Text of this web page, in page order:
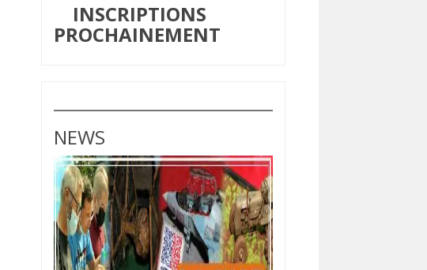
INSCRIPTIONS
PROCHAINEMENT
NEWS